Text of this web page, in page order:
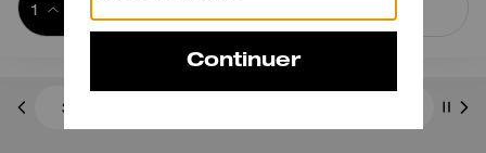
panier
3 paiements de 141,66 € à 0 % d'intérêt avec